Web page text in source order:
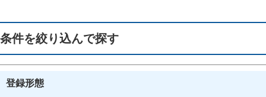
条件を絞り込んで探す
登録形態